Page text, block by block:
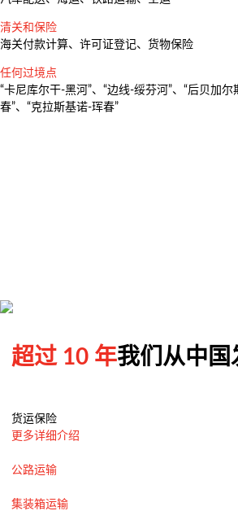
海运和河流运输
空运
多式联运
超大件运输
清关和保险
海关付款计算、许可证登记、货物保险
任何过境点
“卡尼库尔干-黑河”、“边线-绥芬河”、“后贝加
春”、“克拉斯基诺-珲春”
超过 10 年我们从中国
货运保险
更多详细介绍
公路运输
集装箱运输